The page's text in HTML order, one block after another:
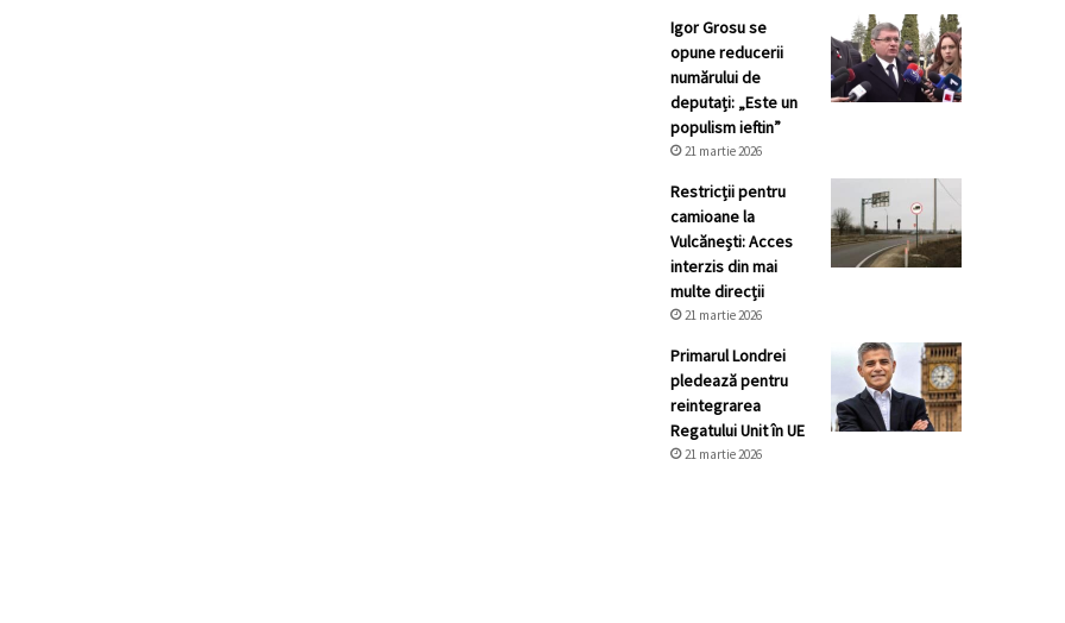
Igor Grosu se
opune reducerii
numărului de
deputați: „Este un
populism ieftin”
21 martie 2026
Restricții pentru
camioane la
Vulcănești: Acces
interzis din mai
multe direcții
21 martie 2026
Primarul Londrei
pledează pentru
reintegrarea
Regatului Unit în UE
21 martie 2026